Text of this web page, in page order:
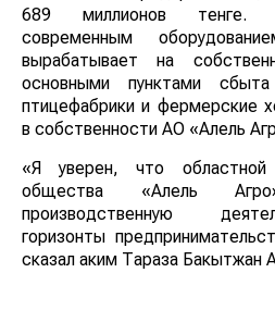
689 миллионов тенге.
современным
вырабатывает на
основными пунктами
птицефабрики и фермерские
в собственности АО «Алель
«Я уверен, что областной
общества «Алель
производственную
горизонты
сказал аким Тараза Бакытжан